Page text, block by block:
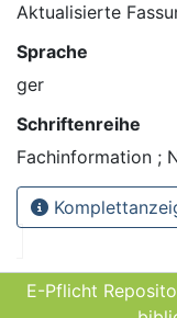
Aktualisierte
Sprache
ger
Schriftenreihe
Fachinformation ;
E-Pflicht